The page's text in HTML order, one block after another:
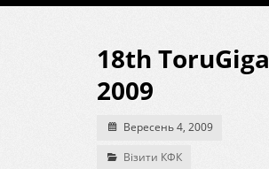
18th ToruGiga
2009
Вересень 4, 2009
Візити КФК